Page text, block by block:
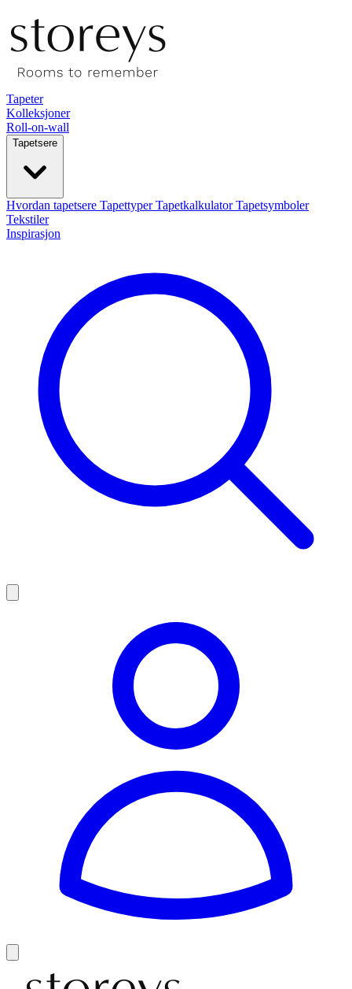
Tapeter
Kolleksjoner
Roll-on-wall
Tapetsere
Hvordan tapetsere TapettyperTapetkalkulatorTapetsymboler
Tekstiler
Inspirasjon